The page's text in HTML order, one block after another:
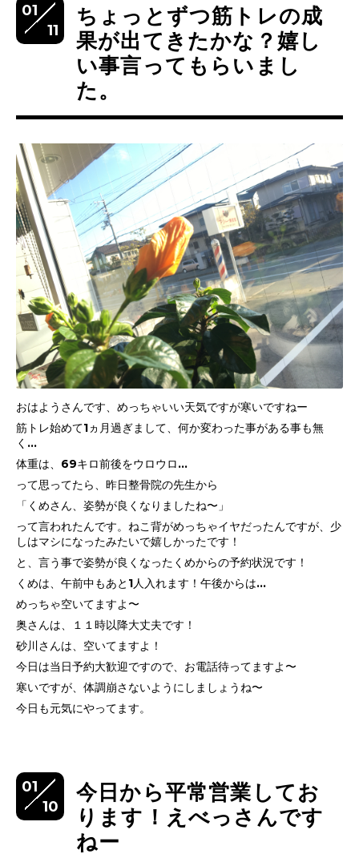
01
11
ちょっとずつ筋トレの成
果が出てきたかな？嬉し
い事言ってもらいまし
た。
おはようさんです、めっちゃいい天気ですが寒いですねー
筋トレ始めて1ヵ月過ぎまして、何か変わった事がある事も無
く…
体重は、69キロ前後をウロウロ…
って思ってたら、昨日整骨院の先生から
「くめさん、姿勢が良くなりましたね〜」
って言われたんです。ねこ背がめっちゃイヤだったんですが、少
しはマシになったみたいで嬉しかったです！
と、言う事で姿勢が良くなったくめからの予約状況です！
くめは、午前中もあと1人入れます！午後からは…
めっちゃ空いてますよ〜
奥さんは、１１時以降大丈夫です！
砂川さんは、空いてますよ！
今日は当日予約大歓迎ですので、お電話待ってますよ〜
寒いですが、体調崩さないようにしましょうね〜
今日も元気にやってます。
01
10
今日から平常営業してお
ります！えべっさんです
ねー